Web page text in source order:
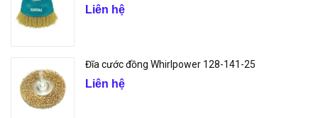
Liên hệ
Đĩa cước đồng Whirlpower 128-141-25
Liên hệ